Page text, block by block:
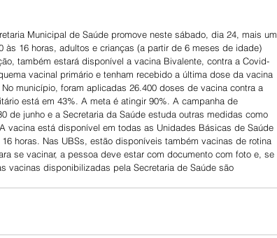
Municipal de Saúde promove neste sábado, dia 24, mais um
às 16 horas, adultos e crianças (a partir de 6 meses de idade)
também estará disponível a vacina Bivalente, contra a Covid-
vacinal primário e tenham recebido a última dose da vacina
município, foram aplicadas 26.400 doses de vacina contra a
está em 43%. A meta é atingir 90%. A campanha de
de junho e a Secretaria da Saúde estuda outras medidas como
vacina está disponível em todas as Unidades Básicas de Saúde
horas. Nas UBSs, estão disponíveis também vacinas de rotina
se vacinar, a pessoa deve estar com documento com foto e, se
vacinas disponibilizadas pela Secretaria de Saúde são